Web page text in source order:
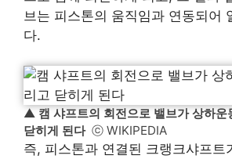
브는 피스톤의 움직임과 연동되어
다.
▲ 캠 샤프트의 회전으로 밸브가 상하운
닫히게 된다ⓒ WIKIPEDIA
즉, 피스톤과 연결된 크랭크샤프트